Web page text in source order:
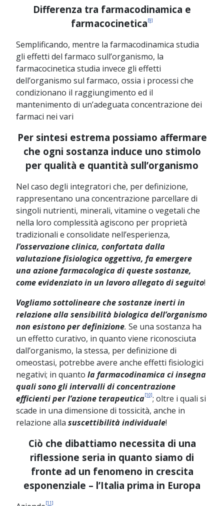
Differenza tra farmacodinamica e
farmacocinetica[9]
Semplificando, mentre la farmacodinamica studia
gli effetti del farmaco sull’organismo, la
farmacocinetica studia invece gli effetti
dell’organismo sul farmaco, ossia i processi che
condizionano il raggiungimento ed il
mantenimento di un’adeguata concentrazione dei
farmaci nei vari
Per sintesi estrema possiamo affermare
che ogni sostanza induce uno stimolo
per qualità e quantità sull’organismo
Nel caso degli integratori che, per definizione,
rappresentano una concentrazione parcellare di
singoli nutrienti, minerali, vitamine o vegetali che
nella loro complessità agiscono per proprietà
tradizionali e consolidate nell’esperienza,
l’osservazione clinica, confortata dalla
valutazione fisiologica oggettiva, faemergere
una azione farmacologica di queste sostanze,
come evidenziato in un lavoro allegato di seguito!
Vogliamo sottolineare che sostanze inerti in
relazione alla sensibilità biologica dell’organismo
non esistono per definizione. Se una sostanza ha
un effetto curativo, in quanto viene riconosciuta
dall’organismo, la stessa, per definizione di
omeostasi, potrebbe avere anche effetti fisiologici
negativi; in quanto la farmacodinamica ci insegna
quali sono gli intervalli di concentrazione
efficienti per l’azione terapeutica[10]; oltre i quali si
scade in una dimensione di tossicità, anche in
relazione alla suscettibilità individuale!
Ciò che dibattiamo necessita di una
riflessione seria in quanto siamo di
fronte ad un fenomeno in crescita
esponenziale – l’Italia prima in Europa
[11]